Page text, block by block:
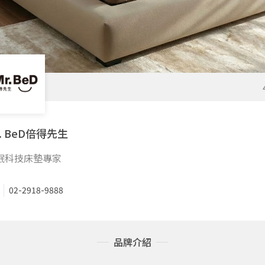
BeD倍得先生
科技床墊專家
02-2918-9888
品牌介紹